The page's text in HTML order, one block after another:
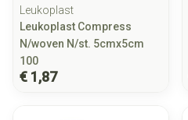
Leukoplast
Leukoplast Compress
N/woven N/st. 5cmx5cm
100
€ 1,87